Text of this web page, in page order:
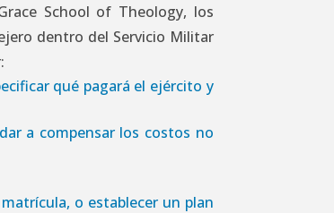
School of Theology, los
dentro del Servicio Militar
qué pagará el ejército y
a compensar los costos no
o establecer un plan